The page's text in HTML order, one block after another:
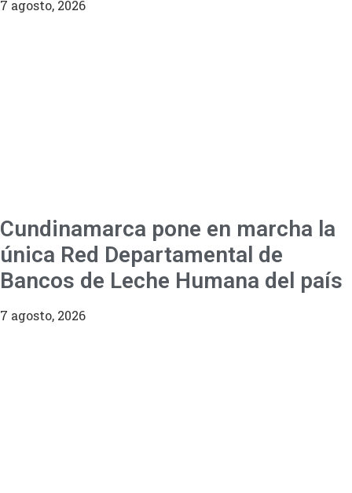
7 agosto, 2026
Cundinamarca pone en marcha la
única Red Departamental de
Bancos de Leche Humana del país
7 agosto, 2026